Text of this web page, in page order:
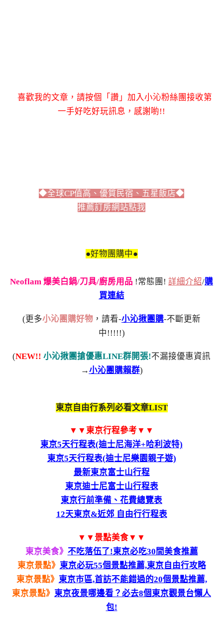
喜歡我的文章，請按個「讚」加入小沁粉絲團接收第
一手好吃好玩訊息，感謝喲!!
◆全球CP值高、優質民宿、五星飯店◆
推薦訂房網站點我
●好物團購中●
Neoflam 爆美白鍋/刀具/廚房用品 !常態團! 詳細介紹/購
買連結
(更多小沁團購好物 ，請看-小沁揪團購-不斷更新
中!!!!!)
(NEW!! 小沁揪團搶優惠LINE群開張!不漏接優惠資訊
→小沁團購賴群)
東京自由行系列必看文章LIST
▼▼東京行程參考▼▼
東京5天行程表(迪士尼海洋+哈利波特)
東京5天行程表(迪士尼樂園親子遊)
最新東京富士山行程
東京迪士尼富士山行程表
東京行前準備、花費總覽表
12天東京&近郊 自由行行程表
▼▼景點美食▼▼
東京美食》 不吃落伍了!東京必吃30間美食推薦
東京景點》 東京必玩55個景點推薦,東京自由行攻略
東京景點》 東京市區,首訪不能錯過的20個景點推薦,
東京景點》 東京夜景哪邊看？必去8個東京觀景台懶人
包!